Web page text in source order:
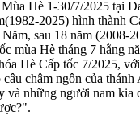
Hè 1-30/7/2025 tại
2025) hình thành
sau 18 năm (2008-
mùa Hè tháng 7 hằng
Hè Cấp tốc 7/2025,
châm ngôn của
và những người nam kia